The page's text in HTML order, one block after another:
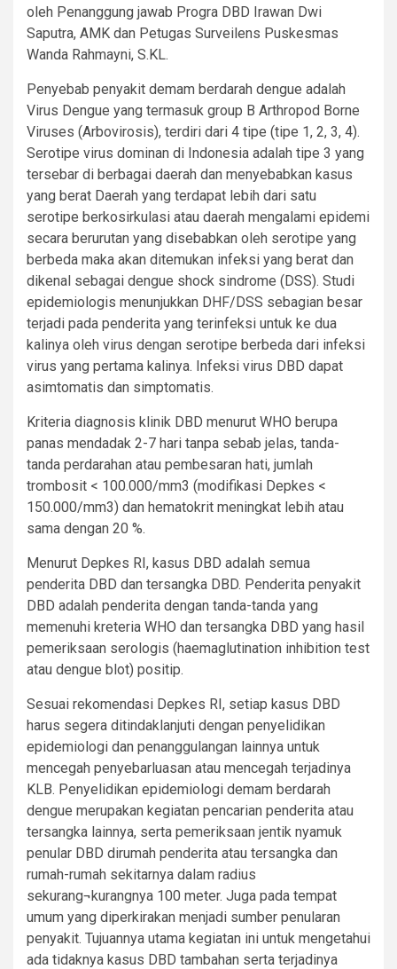
oleh Penanggung jawab Progra DBD Irawan Dwi
Saputra, AMK dan Petugas Surveilens Puskesmas
Wanda Rahmayni, S.KL.
Penyebab penyakit demam berdarah dengue adalah
Virus Dengue yang termasuk group B Arthropod Borne
Viruses (Arbovirosis), terdiri dari 4 tipe (tipe 1, 2, 3, 4).
Serotipe virus dominan di Indonesia adalah tipe 3 yang
tersebar di berbagai daerah dan menyebabkan kasus
yang berat Daerah yang terdapat lebih dari satu
serotipe berkosirkulasi atau daerah mengalami epidemi
secara berurutan yang disebabkan oleh serotipe yang
berbeda maka akan ditemukan infeksi yang berat dan
dikenal sebagai dengue shock sindrome (DSS). Studi
epidemiologis menunjukkan DHF/DSS sebagian besar
terjadi pada penderita yang terinfeksi untuk ke dua
kalinya oleh virus dengan serotipe berbeda dari infeksi
virus yang pertama kalinya. Infeksi virus DBD dapat
asimtomatis dan simptomatis.
Kriteria diagnosis klinik DBD menurut WHO berupa
panas mendadak 2-7 hari tanpa sebab jelas, tanda-
tanda perdarahan atau pembesaran hati, jumlah
trombosit < 100.000/mm3 (modifikasi Depkes <
150.000/mm3) dan hematokrit meningkat lebih atau
sama dengan 20 %.
Menurut Depkes RI, kasus DBD adalah semua
penderita DBD dan tersangka DBD. Penderita penyakit
DBD adalah penderita dengan tanda-tanda yang
memenuhi kreteria WHO dan tersangka DBD yang hasil
pemeriksaan serologis (haemaglutination inhibition test
atau dengue blot) positip.
Sesuai rekomendasi Depkes RI, setiap kasus DBD
harus segera ditindaklanjuti dengan penyelidikan
epidemiologi dan penanggulangan lainnya untuk
mencegah penyebarluasan atau mencegah terjadinya
KLB. Penyelidikan epidemiologi demam berdarah
dengue merupakan kegiatan pencarian penderita atau
tersangka lainnya, serta pemeriksaan jentik nyamuk
penular DBD dirumah penderita atau tersangka dan
rumah-rumah sekitarnya dalam radius
sekurang¬kurangnya 100 meter. Juga pada tempat
umum yang diperkirakan menjadi sumber penularan
penyakit. Tujuannya utama kegiatan ini untuk mengetahui
ada tidaknya kasus DBD tambahan serta terjadinya